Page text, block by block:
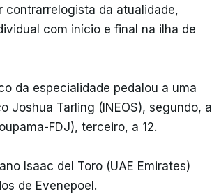
contrarrelogista da atualidade,
com início e final na ilha de
da especialidade pedalou a uma
Joshua Tarling (INEOS), segundo, a
FDJ), terceiro, a 12.
Isaac del Toro (UAE Emirates)
de Evenepoel.